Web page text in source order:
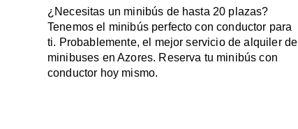
¿Necesitas un minibús de hasta 20 plazas?
Tenemos el minibús perfecto con conductor para
ti. Probablemente, el mejor servicio de alquiler de
minibuses en Azores. Reserva tu minibús con
conductor hoy mismo.